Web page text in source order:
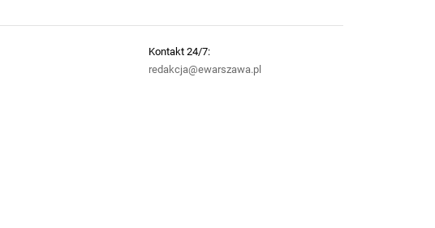
Kontakt 24/7:
redakcja@ewarszawa.pl